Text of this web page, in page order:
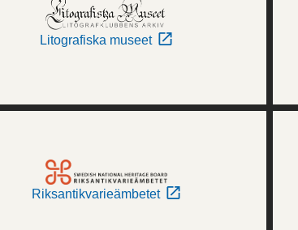
Litografiska museet
Riksantikvarieämbetet